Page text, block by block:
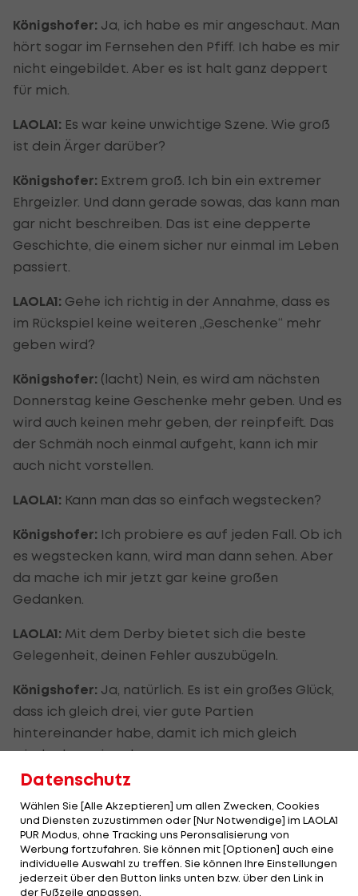
Königshofer: Ja, ich habe es mir angeschaut. Man
hört sogar im Fernsehen den Pfiff. Ich habe es mir
nicht eingebildet. Aber es ist halt ganz deppert
für mich.
LAOLA1: Es war keine unwichtige Szene. Wie groß
ist dein Ärger darüber?
Königshofer: Extrem groß. Ich bin ein extremer
Ehrgeizler. Und dann gerade sowas, das kann man
gar nicht beschreiben. Das ist eine depperte
Geschichte, die einem sicher nur einmal im Leben
passiert.
LAOLA1: Gehe ich richtig in der Annahme, dass es
im Rückspiel keine weiteren „Geschenke“ mehr
geben wird?
Königshofer: (lacht) Nein, es wird am nächsten
Donnerstag keine Geschenke mehr geben. Und es
wird auch keinen mehr geben, der reinpfeift. Das
der Schmäh noch einmal aufgeht, kann ich mir
auch nicht vorstellen.
LAOLA1: Kann man das so einfach wegstecken?
Königshofer: Ich probiere es auf jeden Fall. Ob ich
es wegstecken kann, wird man dann sehen. Aber
da mache ich mir jetzt gar keine großen
Gedanken.
LAOLA1: Mit dem Derby bietet sich die beste
Gelegenheit, deinen Fehler auszubügeln.
Königshofer: Ja, natürlich. Es ist ein großes Glück,
dass ich gleich drei, vier gute Partien
hintereinander habe, damit ich mich gleich
wieder beweisen kann.
LAOLA1:Du musstest nicht nur lange auf dein
Europacup-Debüt warten, auch auf dein erstes
Derby im Hanappi-Stadion.
Königshofer:Ja, stimmt. Auch darauf musste ich
leider länger warten. Ich freue mich natürlich
Datenschutz
Wählen Sie [Alle Akzeptieren] um allen Zwecken, Cookies
und Diensten zuzustimmen oder [Nur Notwendige] im LAOLA1
PUR Modus, ohne Tracking uns Peronsalisierung von
Werbung fortzufahren. Sie können mit [Optionen] auch eine
individuelle Auswahl zu treffen. Sie können Ihre Einstellungen
jederzeit über den Button links unten bzw. über den Link in
der Fußzeile anpassen.